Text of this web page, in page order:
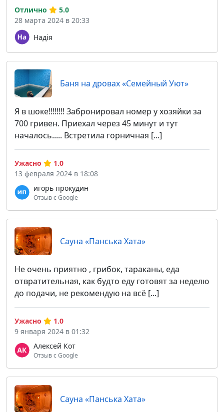
Надія
Отлично
5.0
28 марта 2024 в 20:33
Баня на дровах «Семейный Уют»
Я в шоке!!!!!!!! Забронировал номер у хозяйки за
700 гривен. Приехал через 45 минут и тут
началось..... Встретила горничная [...]
игорь прокудин
Отзыв с Google
Ужасно
1.0
13 февраля 2024 в 18:08
Cауна «Панська Хата»
Не очень приятно , грибок, тараканы, еда
отвратительная, как будто еду готовят за неделю
до подачи, не рекомендую на всё [...]
Алексей Кот
Отзыв с Google
Ужасно
1.0
9 января 2024 в 01:32
Cауна «Панська Хата»